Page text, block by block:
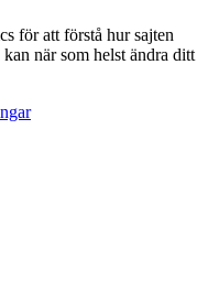
för att förstå hur sajten
när som helst ändra ditt